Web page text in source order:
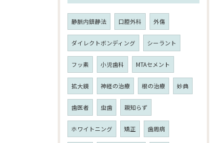
静脈内鎮静法 口腔外科 外傷
ダイレクトボンディング シーラント
フッ素 小児歯科 MTAセメント
拡大鏡 神経の治療 根の治療 妙典
歯医者 虫歯 親知らず
ホワイトニング 矯正 歯周病